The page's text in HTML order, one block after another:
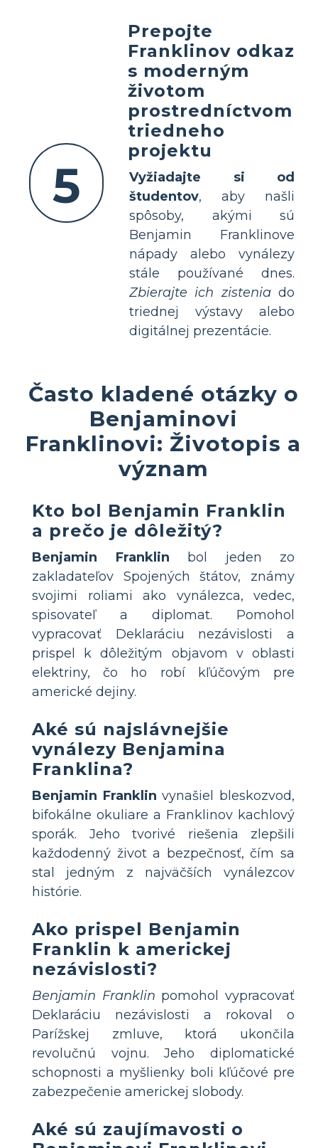
5
Prepojte
Franklinov odkaz
s moderným
životom
prostredníctvom
triedneho
projektu
Vyžiadajte si od
študentov, aby našli
spôsoby, akými sú
Benjamin Franklinove
nápady alebo vynálezy
stále používané dnes.
Zbierajte ich zisteniado
triednej výstavy alebo
digitálnej prezentácie.
Často kladené otázky o
Benjaminovi
Franklinovi: Životopis a
význam
Kto bol Benjamin Franklin
a prečo je dôležitý?
Benjamin Franklin bol jeden zo
zakladateľov Spojených štátov, známy
svojimi roliami ako vynálezca, vedec,
spisovateľ a diplomat. Pomohol
vypracovať Deklaráciu nezávislosti a
prispel k dôležitým objavom v oblasti
elektriny, čo ho robí kľúčovým pre
americké dejiny.
Aké sú najslávnejšie
vynálezy Benjamina
Franklina?
Benjamin Franklin vynašiel bleskozvod,
bifokálne okuliare a Franklinov kachlový
sporák. Jeho tvorivé riešenia zlepšili
každodenný život a bezpečnosť, čím sa
stal jedným z najväčších vynálezcov
histórie.
Ako prispel Benjamin
Franklin k americkej
nezávislosti?
Benjamin Franklin pomohol vypracovať
Deklaráciu nezávislosti a rokoval o
Parížskej zmluve, ktorá ukončila
revolučnú vojnu. Jeho diplomatické
schopnosti a myšlienky boli kľúčové pre
zabezpečenie americkej slobody.
Aké sú zaujímavosti o